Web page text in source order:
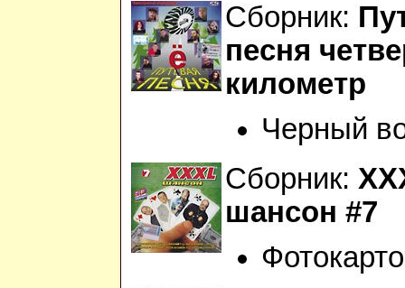
Сборник:
песня
километр
Черный
Сборник:
шансон #7